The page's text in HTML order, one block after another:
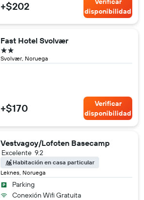
+$202
disponibilidad
Fast Hotel Svolvær
Svolvær, Noruega
2 estrellas
+$170
Verificar
disponibilidad
Vestvagoy/Lofoten Basecamp
Leknes, Noruega
9.2
Excelente
Habitación en casa particular
Parking
Conexión Wifi Gratuita